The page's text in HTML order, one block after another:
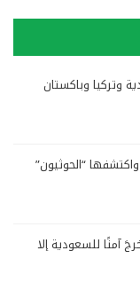
وتركيا وباكستان
“الحوثيون”
آمنًا للسعودية إلا